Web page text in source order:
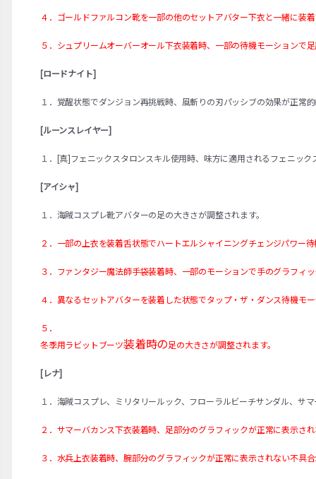
４．ゴールドファルコン靴を一部の他のセットアバター下衣と一緒に装
５．シュプリームオーバーオール下衣装着時、一部の待機モーションで
[ロードナイト]
１．覚醒状態でダンジョン再挑戦時、風斬りの刃パッシブの効果が正常
[ルーンスレイヤー]
１．[真]フェニックスタロンスキル使用時、味方に適用されるフェニッ
[アイシャ]
１．海賊コスプレ靴アバターの足の大きさが調整されます。
２．一部の上衣を装着舌状態でハートエルシャイニングチェンジパワー
３．ファンタジー魔法師手袋装着時、一部のモーションで手のグラフィ
４．異なるセットアバターを装着した状態でタップ・ザ・ダンス待機モ
５．
冬季用ラビットブーツ装着時の足の大きさが調整されます。
[レナ]
１．海賊コスプレ、ミリタリールック、フローラルビーチサンダル、サ
２．サマーバカンス下衣装着時、足部分のグラフィックが正常に表示さ
３．水兵上衣装着時、腕部分のグラフィックが正常に表示されない不具